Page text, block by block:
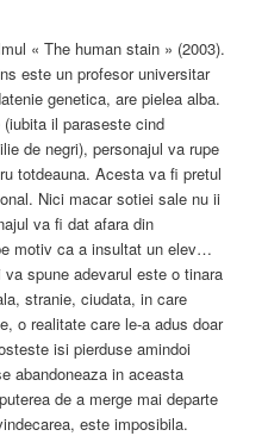
« The human stain » (2003).
este un profesor universitar
genetica, are pielea alba.
il paraseste cind
de negri), personajul va rupe
totdeauna. Acesta va fi pretul
Nici macar sotiei sale nu ii
va fi dat afara din
motiv ca a insultat un elev…
spune adevarul este o tinara
stranie, ciudata, in care
o realitate care le-a adus doar
isi pierduse amindoi
abandoneaza in aceasta
de a merge mai departe
este imposibila.